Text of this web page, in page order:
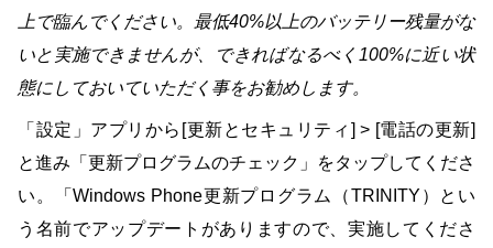
上で臨んでください。最低40%以上のバッテリー残量がな
いと実施できませんが、できればなるべく100%に近い状
態にしておいていただく事をお勧めします。
「設定」アプリから[更新とセキュリティ] > [電話の更新]
と進み「更新プログラムのチェック」をタップしてくださ
い。「Windows Phone更新プログラム（TRINITY）とい
う名前でアップデートがありますので、実施してくださ